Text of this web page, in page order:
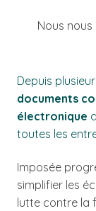
Nous
Depuis
documents
électronique
toutes les
Imposée
simplifier les
lutte contre la